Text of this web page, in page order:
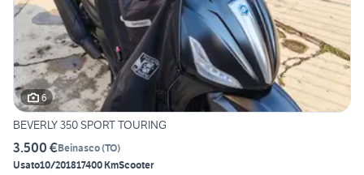
6
BEVERLY 350 SPORT TOURING
3.500 €Beinasco(TO)
Usato10/201817400 KmScooter